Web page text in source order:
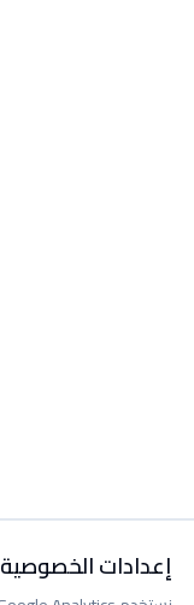
إعدادات الخصوصية